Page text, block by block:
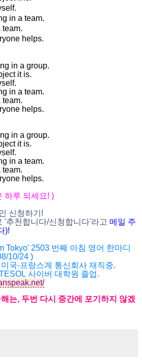
in a team.
team.
helps.
in a group.
it is.
in a team.
team.
helps.
in a group.
it is.
in a team.
team.
helps.
하루 되세요! )
신청하기 !
'추천합니다/신청합니다'라고 메일 주
)!
Tokyo' 2503 번째 아침 영어 한마디
10/24 )
미국-프랑스계 통신회사 재직중.
사이버 대학원 졸업.
는, 두번 다시 중간에 포기하지 않겠